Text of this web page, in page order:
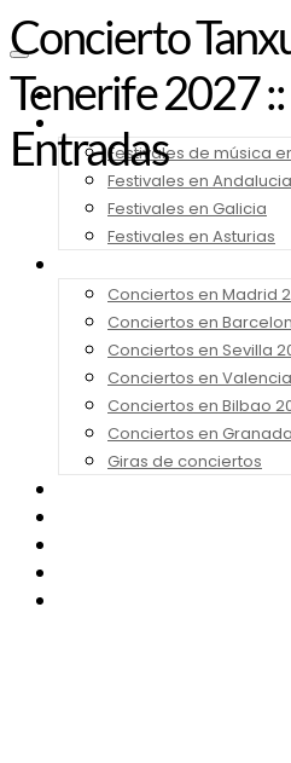
Noticias
Festivales de música
Festivales en Andalucia
Festivales en Galicia
Festivales en Asturias
Conciertos en Madrid
Conciertos en
Conciertos en Sevilla
Conciertos en
Conciertos en Bilbao
Conciertos en
Giras de conciertos
Concierto
Tenerife 2027
Entradas